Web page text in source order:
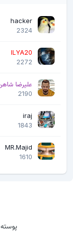
hacker
2324
ILYA20
2272
علیرضا
2190
iraj
1843
MR.Majid
1610
پوسته